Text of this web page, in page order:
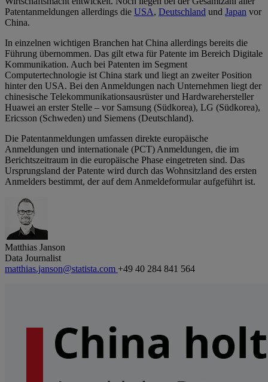
Patentanmeldungen allerdings die USA, Deutschland und Japan vor
China.
In einzelnen wichtigen Branchen hat China allerdings bereits die
Führung übernommen. Das gilt etwa für Patente im Bereich Digitale
Kommunikation. Auch bei Patenten im Segment
Computertechnologie ist China stark und liegt an zweiter Position
hinter den USA. Bei den Anmeldungen nach Unternehmen liegt der
chinesische Telekommunikationsausrüster und Hardwarehersteller
Huawei an erster Stelle – vor Samsung (Südkorea), LG (Südkorea),
Ericsson (Schweden) und Siemens (Deutschland).
Die Patentanmeldungen umfassen direkte europäische
Anmeldungen und internationale (PCT) Anmeldungen, die im
Berichtszeitraum in die europäische Phase eingetreten sind. Das
Ursprungsland der Patente wird durch das Wohnsitzland des ersten
Anmelders bestimmt, der auf dem Anmeldeformular aufgeführt ist.
Matthias Janson
Data Journalist
matthias.janson@statista.com +49 40 284 841 564